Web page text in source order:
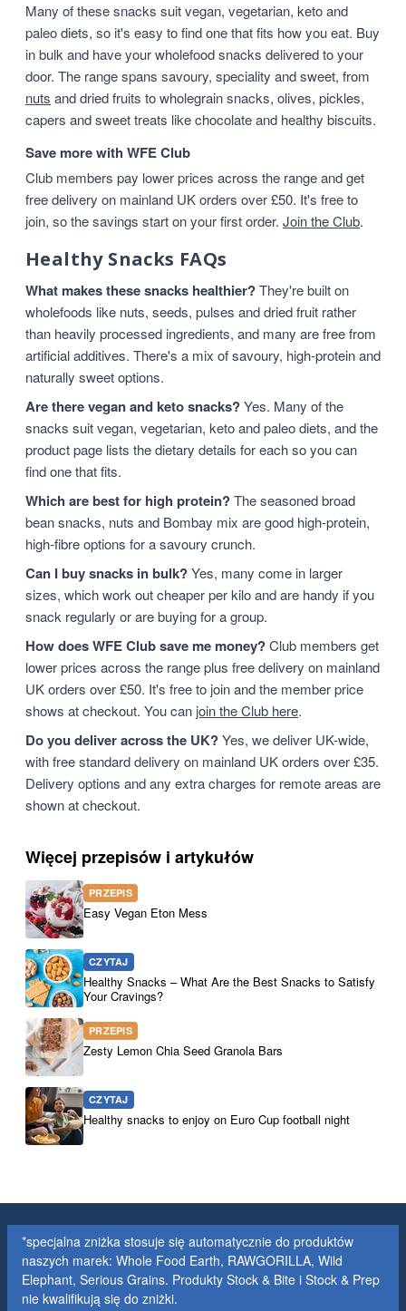
Many of these snacks suit vegan, vegetarian, keto and
paleo diets, so it's easy to find one that fits how you eat. Buy
in bulk and have your wholefood snacks delivered to your
door. The range spans savoury, speciality and sweet, from
nuts and dried fruits to wholegrain snacks, olives, pickles,
capers and sweet treats like chocolate and healthy biscuits.
Save more with WFE Club
Club members pay lower prices across the range and get
free delivery on mainland UK orders over £50. It's free to
join, so the savings start on your first order. Join the Club.
Healthy Snacks FAQs
What makes these snacks healthier?They're built on
wholefoods like nuts, seeds, pulses and dried fruit rather
than heavily processed ingredients, and many are free from
artificial additives. There's a mix of savoury, high-protein and
naturally sweet options.
Are there vegan and keto snacks?Yes. Many of the
snacks suit vegan, vegetarian, keto and paleo diets, and the
product page lists the dietary details for each so you can
find one that fits.
Which are best for high protein?The seasoned broad
bean snacks, nuts and Bombay mix are good high-protein,
high-fibre options for a savoury crunch.
Can I buy snacks in bulk?Yes, many come in larger
sizes, which work out cheaper per kilo and are handy if you
snack regularly or are buying for a group.
How does WFE Club save me money?Club members get
lower prices across the range plus free delivery on mainland
UK orders over £50. It's free to join and the member price
shows at checkout. You can join the Club here.
Do you deliver across the UK?Yes, we deliver UK-wide,
with free standard delivery on mainland UK orders over £35.
Delivery options and any extra charges for remote areas are
shown at checkout.
Więcej przepisów i artykułów
PRZEPIS
Easy Vegan Eton Mess
CZYTAJ
Healthy Snacks – What Are the Best Snacks to Satisfy
Your Cravings?
PRZEPIS
Zesty Lemon Chia Seed Granola Bars
CZYTAJ
Healthy snacks to enjoy on Euro Cup football night
*specjalna zniżka stosuje się automatycznie do produktów
naszych marek: Whole Food Earth, RAWGORILLA, Wild
Elephant, Serious Grains. Produkty Stock & Bite i Stock & Prep
nie kwalifikują się do zniżki.